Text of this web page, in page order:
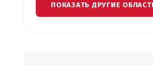
ПОКАЗАТЬ ДРУГИЕ